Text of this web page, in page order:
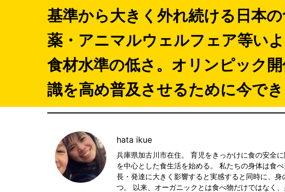
基準から大きく外れ続ける日本
薬・アニマルウェルフェア等い
食材水準の低さ。オリンピック
識を高め普及させるために今で
hata ikue
兵庫県加古川市在住。 育児をきっかけに食の安全
を中心とした食生活を始める。 私たちの身体は食
長・発達に大きく影響すると実感すると同時に、
つ。 以来、オーガニックとは食べ物だけではなく